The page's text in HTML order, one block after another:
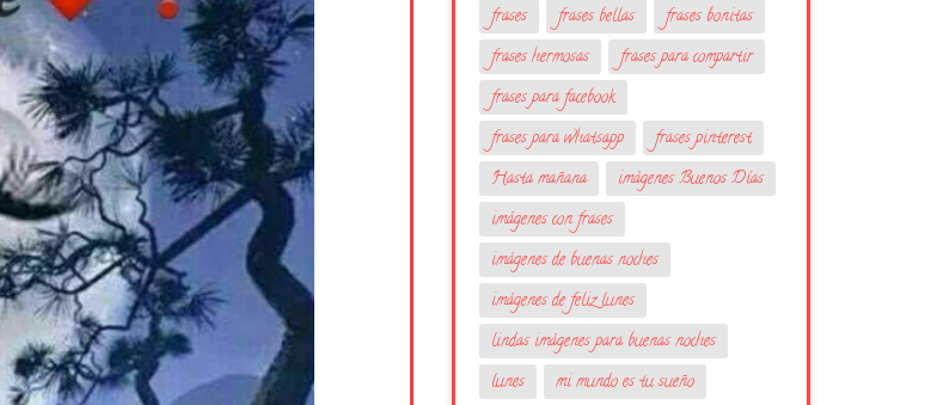
frases
frases bellas
frases bonitas
frases hermosas
frases para compartir
frases para facebook
frases para whatsapp
frases pinterest
Hasta mañana
imágenes Buenos Días
imágenes con frases
imágenes de buenas noches
imágenes de feliz lunes
lindas imágenes para buenas noches
lunes
mi mundo es tu sueño